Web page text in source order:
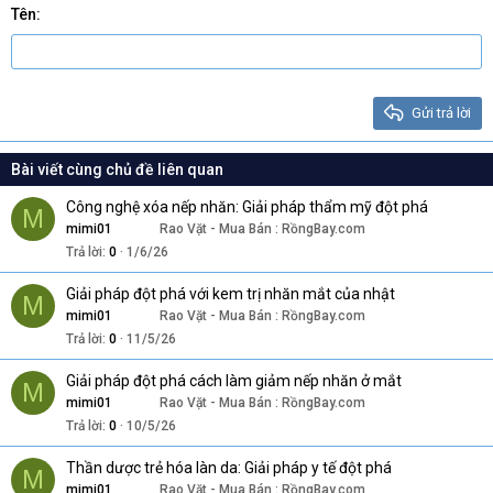
22
Verdana
Heading 3
Tên
Gửi trả lời
Bài viết cùng chủ đề liên quan
M Công nghệ xóa nếp nhăn: Giải pháp thẩm mỹ đột phá
mimi01
Rao Vặt - Mua Bán : RồngBay.com
Trả lời 0 1/6/26
M Giải pháp đột phá với kem trị nhăn mắt của nhật
mimi01
Rao Vặt - Mua Bán : RồngBay.com
Trả lời 0 11/5/26
M Giải pháp đột phá cách làm giảm nếp nhăn ở mắt
mimi01
Rao Vặt - Mua Bán : RồngBay.com
Trả lời 0 10/5/26
M Thần dược trẻ hóa làn da: Giải pháp y tế đột phá
mimi01 Rao Vặt - Mua Bán : RồngBay.com